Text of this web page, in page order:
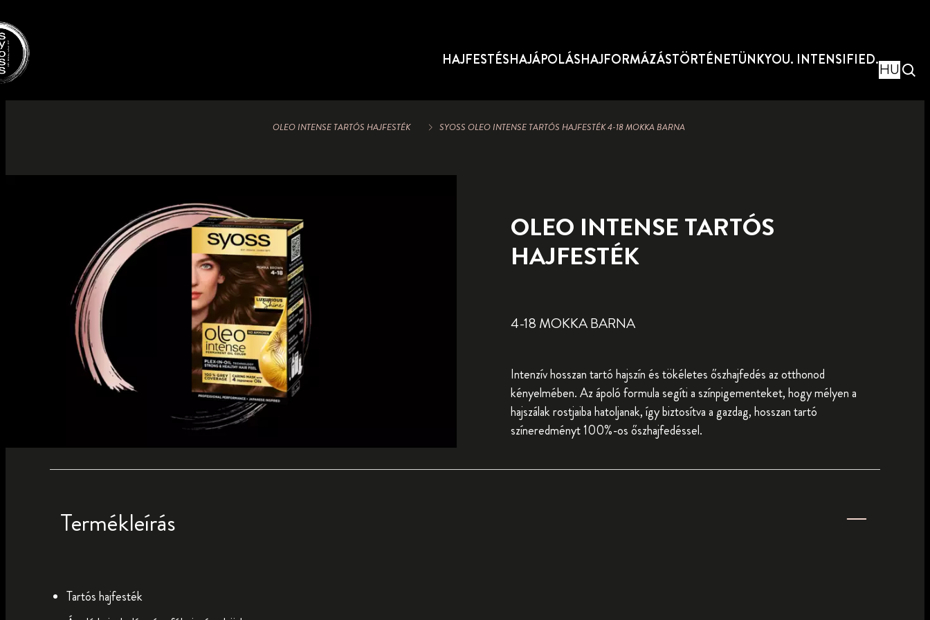
HAJFESTÉSHAJÁPOLÁSHAJFORMÁZÁSTÖRTÉNETÜNKYOU. INTENSIFIED.
HU
OLEO INTENSE TARTÓS HAJFESTÉK SYOSS OLEO INTENSE TARTÓS HAJFESTÉK 4-18 MOKKA BARNA
OLEO INTENSE TARTÓS
HAJFESTÉK
4-18 MOKKA BARNA
Intenzív hosszan tartó hajszín és tökéletes őszhajfedés az otthonod
kényelmében. Az ápoló formula segíti a színpigementeket, hogy mélyen a
hajszálak rostjaiba hatoljanak, így biztosítva a gazdag, hosszan tartó
színeredményt 100%-os őszhajfedéssel.
Termékleírás
Tartós hajfesték